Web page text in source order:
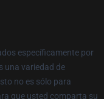
específicamente por
una variedad de
no es sólo para
que usted comparta su